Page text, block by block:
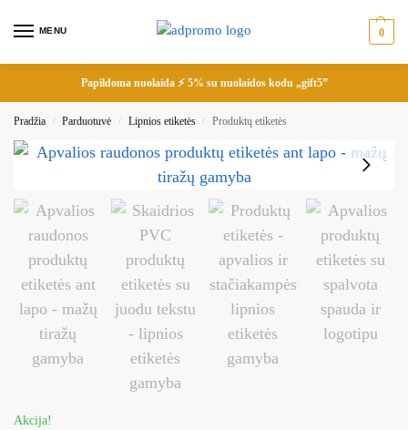
MENU 0
Papildoma nuolaida ⚡ 5% su nuolaidos kodu „gift5”
Pradžia / Parduotuvė / Lipnios etiketės / Produktų etiketės
Akcija!